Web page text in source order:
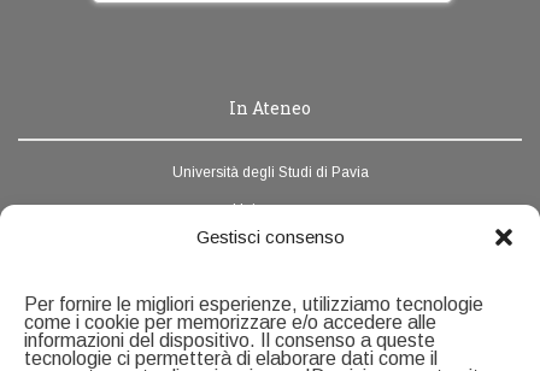
Gestisci consenso
Per fornire le migliori esperienze, utilizziamo tecnologie
come i cookie per memorizzare e/o accedere alle
informazioni del dispositivo. Il consenso a queste
tecnologie ci permetterà di elaborare dati come il
In Ateneo
Università degli Studi di Pavia
Unipv.news
Webmail
Contatti